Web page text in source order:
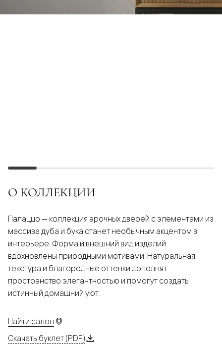
О КОЛЛЕКЦИИ
Палаццо — коллекция арочных дверей с элементами из
массива дуба и бука станет необычным акцентом в
интерьере. Форма и внешний вид изделий
вдохновлены природными мотивами. Натуральная
текстура и благородные оттенки дополнят
пространство элегантностью и помогут создать
истинный домашний уют.
Найти салон
Скачать буклет (PDF)